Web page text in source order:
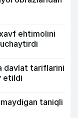
ehtimolini
davlat tariflarini
etildi
taniqli